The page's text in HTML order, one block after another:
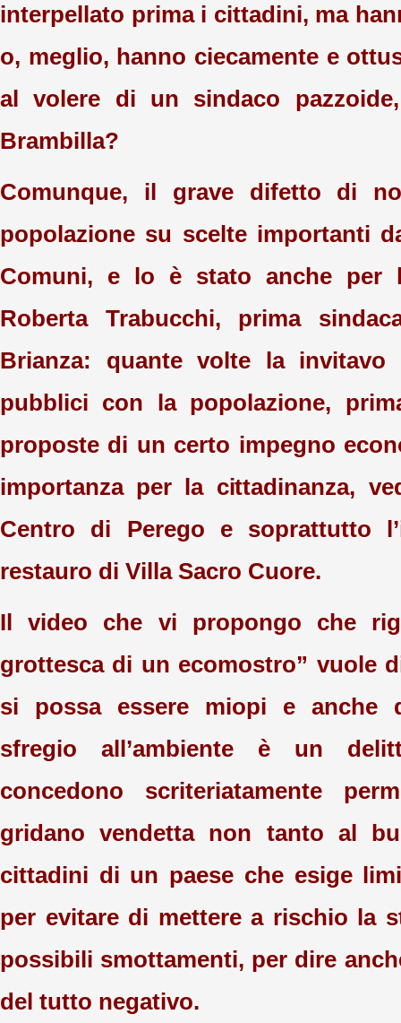
interpellato prima i cittadini, ma
o, meglio, hanno ciecamente e
al volere di un sindaco
Brambilla?
Comunque, il grave difetto di
popolazione su scelte importanti
Comuni, e lo è stato anche per
Roberta Trabucchi, prima
Brianza: quante volte la
pubblici con la popolazione,
proposte di un certo impegno
importanza per la cittadinanza,
Centro di Perego e soprattutto
restauro di Villa Sacro Cuore.
Il video che vi propongo che
grottesca di un ecomostro” vuole
si possa essere miopi e anche
sfregio all’ambiente è un
concedono scriteriatamente
gridano vendetta non tanto al
cittadini di un paese che esige
per evitare di mettere a rischio la
possibili smottamenti, per dire
del tutto negativo.